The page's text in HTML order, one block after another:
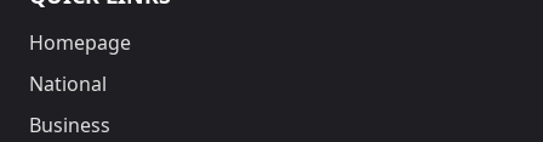
Homepage
National
Business